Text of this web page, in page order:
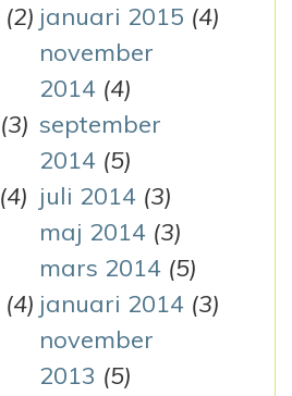
(2) januari 2015 (4)
november
2014 (4)
(3) september
2014 (5)
(4) juli 2014 (3)
maj 2014 (3)
mars 2014 (5)
(4) januari 2014 (3)
november
2013 (5)